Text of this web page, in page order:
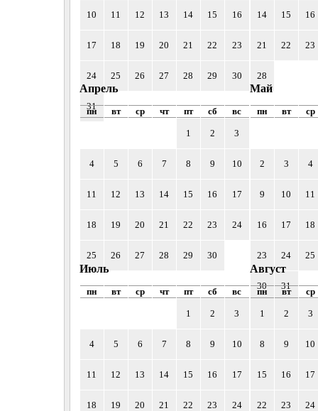
10 11 12 13 14 15 16
17 18 19 20 21 22 23
24 25 26 27 28 29 30
31
14 15 16
21 22 23
28
Апрель
пн вт ср чт пт сб вс
1 2 3
4 5 6 7 8 9 10
11 12 13 14 15 16 17
18 19 20 21 22 23 24
25 26 27 28 29 30
Май
пн вт ср
2 3 4
9 10 11
16 17 18
23 24 25
30 31
Июль
пн вт ср чт пт сб вс
1 2 3
4 5 6 7 8 9 10
11 12 13 14 15 16 17
18 19 20 21 22 23 24
Август
пн вт ср
1 2 3
8 9 10
15 16 17
22 23 24